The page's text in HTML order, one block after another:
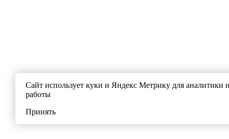
Сайт использует куки и Яндекс Метрику для аналитики
работы
Принять